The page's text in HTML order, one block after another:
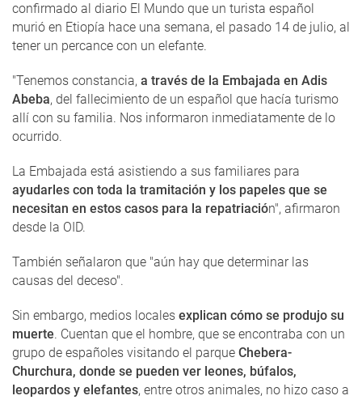
confirmado al diario El Mundo que un turista español
murió en Etiopía hace una semana, el pasado 14 de julio, al
tener un percance con un elefante.
"Tenemos constancia, a través de la Embajada en Adis
Abeba, del fallecimiento de un español que hacía turismo
allí con su familia. Nos informaron inmediatamente de lo
ocurrido.
La Embajada está asistiendo a sus familiares para
ayudarles con toda la tramitación y los papeles que se
necesitan en estos casos para la repatriación", afirmaron
desde la OID.
También señalaron que "aún hay que determinar las
causas del deceso".
Sin embargo, medios locales explican cómo se produjo su
muerte. Cuentan que el hombre, que se encontraba con un
grupo de españoles visitando el parque Chebera-
Churchura, donde se pueden ver leones, búfalos,
leopardos y elefantes, entre otros animales, no hizo caso a